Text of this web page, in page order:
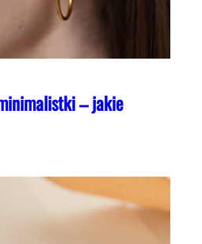
– jakie